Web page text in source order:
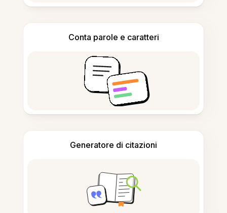
Conta parole e caratteri
Generatore di citazioni